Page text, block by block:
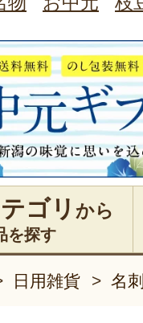
ゴリ から
を探す
日用雑貨 > 名